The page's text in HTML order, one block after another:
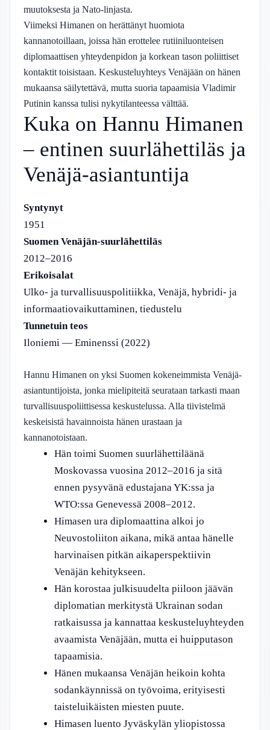
muutoksesta ja Nato-linjasta.
Viimeksi Himanen on herättänyt huomiota
kannanotoillaan, joissa hän erottelee rutiiniluonteisen
diplomaattisen yhteydenpidon ja korkean tason poliittiset
kontaktit toisistaan. Keskusteluyhteys Venäjään on hänen
mukaansa säilytettävä, mutta suoria tapaamisia Vladimir
Putinin kanssa tulisi nykytilanteessa välttää.
Kuka on Hannu Himanen
– entinen suurlähettiläs ja
Venäjä-asiantuntija
Syntynyt
1951
Suomen Venäjän-suurlähettiläs
2012–2016
Erikoisalat
Ulko- ja turvallisuuspolitiikka, Venäjä, hybridi- ja
informaatiovaikuttaminen, tiedustelu
Tunnetuin teos
Iloniemi — Eminenssi (2022)
Hannu Himanen on yksi Suomen kokeneimmista Venäjä-
asiantuntijoista, jonka mielipiteitä seurataan tarkasti maan
turvallisuuspoliittisessa keskustelussa. Alla tiivistelmä
keskeisistä havainnoista hänen urastaan ja
kannanotoistaan.
Hän toimi Suomen suurlähettiläänä
Moskovassa vuosina 2012–2016 ja sitä
ennen pysyvänä edustajana YK:ssa ja
WTO:ssa Genevessä 2008–2012.
Himasen ura diplomaattina alkoi jo
Neuvostoliiton aikana, mikä antaa hänelle
harvinaisen pitkän aikaperspektiivin
Venäjän kehitykseen.
Hän korostaa julkisuudelta piiloon jäävän
diplomatian merkitystä Ukrainan sodan
ratkaisussa ja kannattaa keskusteluyhteyden
avaamista Venäjään, mutta ei huipputason
tapaamisia.
Hänen mukaansa Venäjän heikoin kohta
sodankäynnissä on työvoima, erityisesti
taisteluikäisten miesten puute.
Himasen luento Jyväskylän yliopistossa